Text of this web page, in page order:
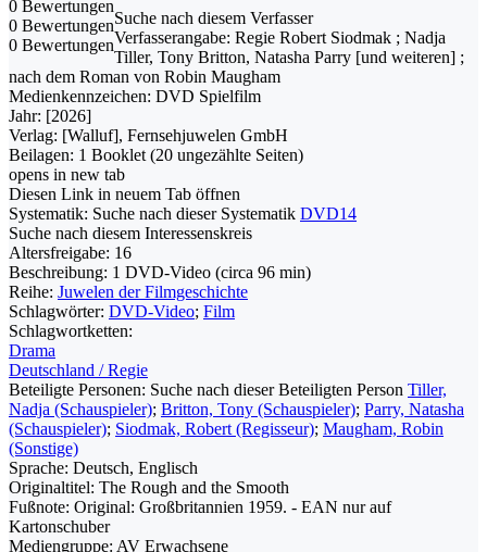
0 Bewertungen
0 Bewertungen
0 Bewertungen
Suche nach diesem Verfasser
Verfasserangabe: Regie Robert Siodmak ; Nadja
Tiller, Tony Britton, Natasha Parry [und weiteren] ;
nach dem Roman von Robin Maugham
Medienkennzeichen: DVD Spielfilm
Jahr: [2026]
Verlag: [Walluf], Fernsehjuwelen GmbH
Beilagen: 1 Booklet (20 ungezählte Seiten)
opens in new tab
Diesen Link in neuem Tab öffnen
Systematik: Suche nach dieser Systematik DVD14
Suche nach diesem Interessenskreis
Altersfreigabe: 16
Beschreibung: 1 DVD-Video (circa 96 min)
Reihe: Juwelen der Filmgeschichte
Schlagwörter: DVD-Video; Film
Schlagwortketten:
Drama
Deutschland / Regie
Beteiligte Personen: Suche nach dieser Beteiligten Person Tiller,
Nadja (Schauspieler); Britton, Tony (Schauspieler); Parry, Natasha
(Schauspieler); Siodmak, Robert (Regisseur); Maugham, Robin
(Sonstige)
Sprache: Deutsch, Englisch
Originaltitel: The Rough and the Smooth
Fußnote: Original: Großbritannien 1959. - EAN nur auf
Kartonschuber
Mediengruppe: AV Erwachsene